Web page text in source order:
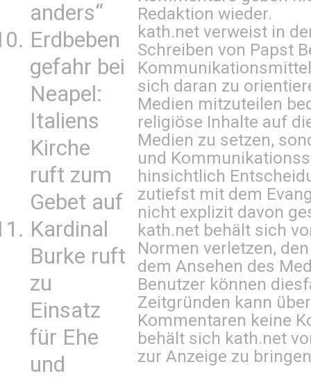
anders“
Erdbeben
gefahr bei
Neapel:
Italiens
Kirche
ruft zum
Gebet auf
Kardinal
Burke ruft
zu
Einsatz
für Ehe
und
Redaktion wieder.
kath.net verweist in
Schreiben von Papst
sich daran zu
Medien mitzuteilen
religiöse Inhalte auf
Medien zu setzen,
und
hinsichtlich
zutiefst mit dem
nicht explizit davon
kath.net behält sich
Normen verletzen,
dem Ansehen des
Benutzer können
Zeitgründen kann
Kommentaren keine
behält sich kath.net
zur Anzeige zu